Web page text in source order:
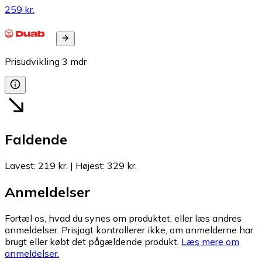
259 kr.
Prisudvikling 3 mdr
Faldende
Lavest: 219 kr. | Højest: 329 kr.
Anmeldelser
Fortæl os, hvad du synes om produktet, eller læs andres
anmeldelser. Prisjagt kontrollerer ikke, om anmelderne har
brugt eller købt det pågældende produkt. Læs mere om
anmeldelser.